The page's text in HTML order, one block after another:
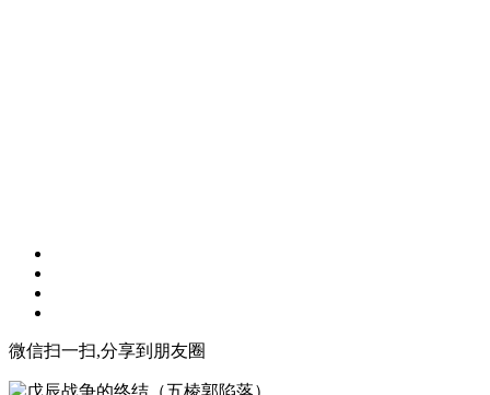
微信扫一扫,分享到朋友圈